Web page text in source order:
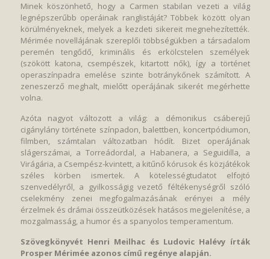
Minek köszönhető, hogy a Carmen stabilan vezeti a világ
legnépszerűbb operáinak ranglistáját? Többek között olyan
körülményeknek, melyek a kezdeti sikereit megnehezítették.
Mérimée novellájának szereplői többségükben a társadalom
peremén tengődő, kriminális és erkölcstelen személyek
(szökött katona, csempészek, kitartott nők), így a történet
operaszínpadra emelése szinte botránykőnek számított. A
zeneszerző meghalt, mielőtt operájának sikerét megérhette
volna.
Azóta nagyot változott a világ: a démonikus csáberejű
cigánylány története színpadon, balettben, koncertpódiumon,
filmben, számtalan változatban hódít. Bizet operájának
slágerszámai, a Torreádordal, a Habanera, a Seguidilla, a
Virágária, a Csempész-kvintett, a kitűnő kórusok és közjátékok
széles körben ismertek. A kötelességtudatot elfojtó
szenvedélyről, a gyilkosságig vezető féltékenységről szóló
cselekmény zenei megfogalmazásának erényei a mély
érzelmek és drámai összeütközések hatásos megjelenítése, a
mozgalmasság, a humor és a spanyolos temperamentum.
Szövegkönyvét Henri Meilhac és Ludovic Halévy írták
Prosper Mérimée azonos című regénye alapján.